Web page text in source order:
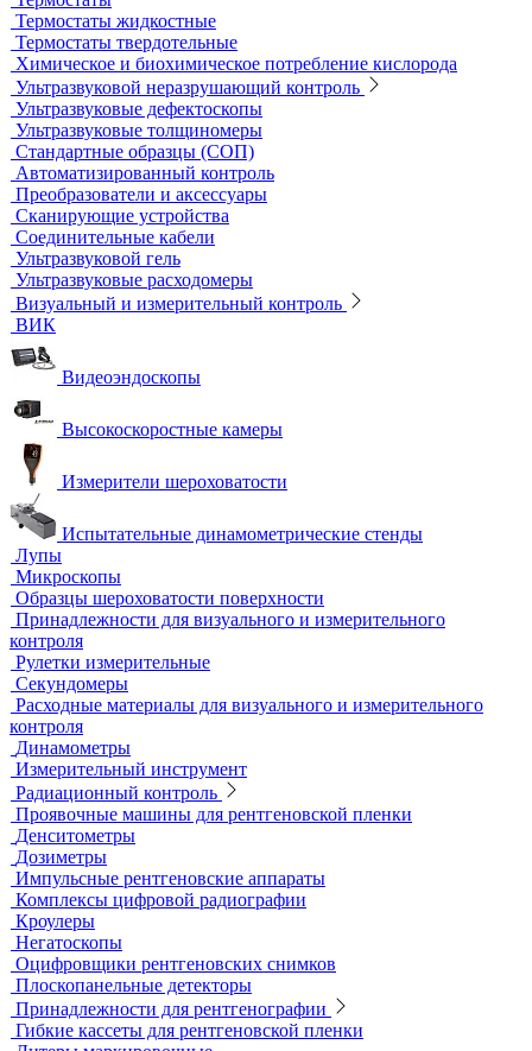
Сушильные шкафы и муфельные печи
Муфельные печи
Шкафы сушильные
Электропечи низкотемпературные
Термостаты, бани и инкубаторы
Бани
Бани серологические
Водяные бани
Инкубаторы
Масляные бани
Песчаные бани
Сухие бани
Термостаты
Термостаты жидкостные
Термостаты твердотельные
Химическое и биохимическое потребление кислорода
Ультразвуковой неразрушающий контроль
Ультразвуковые дефектоскопы
Ультразвуковые толщиномеры
Стандартные образцы (СОП)
Автоматизированный контроль
Преобразователи и аксессуары
Сканирующие устройства
Соединительные кабели
Ультразвуковой гель
Ультразвуковые расходомеры
Визуальный и измерительный контроль
ВИК
Видеоэндоскопы
Высокоскоростные камеры
Измерители шероховатости
Испытательные динамометрические стенды
Лупы
Микроскопы
Образцы шероховатости поверхности
Принадлежности для визуального и измерительного
контроля
Рулетки измерительные
Секундомеры
Расходные материалы для визуального и измерительного
контроля
Динамометры
Измерительный инструмент